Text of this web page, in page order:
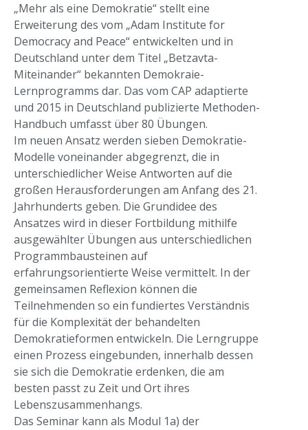
„Mehr als eine Demokratie“ stellt eine
Erweiterung des vom „Adam Institute for
Democracy and Peace“ entwickelten und in
Deutschland unter dem Titel „Betzavta-
Miteinander“ bekannten Demokraie-
Lernprogramms dar. Das vom CAP adaptierte
und 2015 in Deutschland publizierte Methoden-
Handbuch umfasst über 80 Übungen.
Im neuen Ansatz werden sieben Demokratie-
Modelle voneinander abgegrenzt, die in
unterschiedlicher Weise Antworten auf die
großen Herausforderungen am Anfang des 21.
Jahrhunderts geben. Die Grundidee des
Ansatzes wird in dieser Fortbildung mithilfe
ausgewählter Übungen aus unterschiedlichen
Programmbausteinen auf
erfahrungsorientierte Weise vermittelt. In der
gemeinsamen Reflexion können die
Teilnehmenden so ein fundiertes Verständnis
für die Komplexität der behandelten
Demokratieformen entwickeln. Die Lerngruppe
einen Prozess eingebunden, innerhalb dessen
sie sich die Demokratie erdenken, die am
besten passt zu Zeit und Ort ihres
Lebenszusammenhangs.
Das Seminar kann als Modul 1a) der